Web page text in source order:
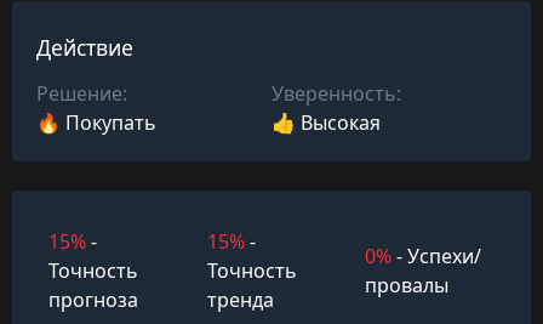
Действие
Решение:
🔥 Покупать
Уверенность:
👍 Высокая
15%-
Точность
прогноза
15%-
Точность
тренда
0%- Успехи/
провалы